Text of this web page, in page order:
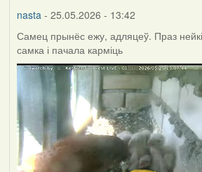
nasta- 25.05.2026 - 13:42
Самец прынёс ежу, адляцеў. Праз
самка і пачала карміць